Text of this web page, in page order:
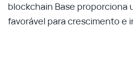
blockchain Base proporciona
favorável para crescimento e